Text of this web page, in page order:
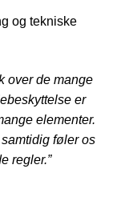
og tekniske
over de mange
er
elementer.
føler os
regler.”